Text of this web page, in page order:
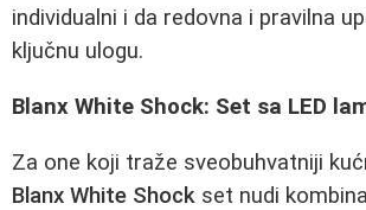
individualni i da redovna i pravilna
ključnu ulogu.
Blanx White Shock: Set sa LED
Za one koji traže sveobuhvatniji
Blanx White Shock set nudi